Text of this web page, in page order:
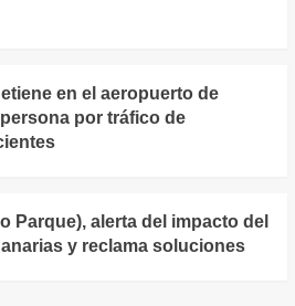
en el aeropuerto de
por tráfico de
Parque), alerta del impacto del
y reclama soluciones